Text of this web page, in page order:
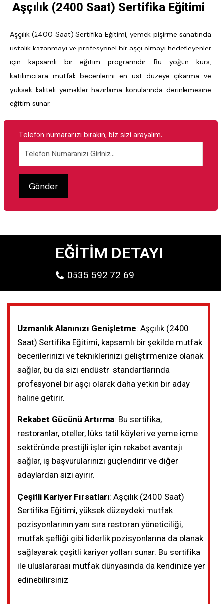
Aşçılık (2400 Saat) Sertifika Eğitimi
Aşçılık (2400 Saat) Sertifika Eğitimi, yemek pişirme sanatında
ustalık kazanmayı ve profesyonel bir aşçı olmayı hedefleyenler
için kapsamlı bir eğitim programıdır. Bu yoğun kurs,
katılımcılara mutfak becerilerini en üst düzeye çıkarma ve
yüksek kaliteli yemekler hazırlama konularında derinlemesine
eğitim sunar.
Telefon numaranızı bırakın, biz sizi arayalım.
EĞİTİM DETAYI
0535 592 72 69
Uzmanlık Alanınızı Genişletme: Aşçılık (2400
Saat) Sertifika Eğitimi, kapsamlı bir şekilde mutfak
becerilerinizi ve tekniklerinizi geliştirmenize olanak
sağlar, bu da sizi endüstri standartlarında
profesyonel bir aşçı olarak daha yetkin bir aday
haline getirir.
Rekabet Gücünü Artırma: Bu sertifika,
restoranlar, oteller, lüks tatil köyleri ve yeme içme
sektöründe prestijli işler için rekabet avantajı
sağlar, iş başvurularınızı güçlendirir ve diğer
adaylardan sizi ayırır.
Çeşitli Kariyer Fırsatları: Aşçılık (2400 Saat)
Sertifika Eğitimi, yüksek düzeydeki mutfak
pozisyonlarının yanı sıra restoran yöneticiliği,
mutfak şefliği gibi liderlik pozisyonlarına da olanak
sağlayarak çeşitli kariyer yolları sunar. Bu sertifika
ile uluslararası mutfak dünyasında da kendinize yer
edinebilirsiniz